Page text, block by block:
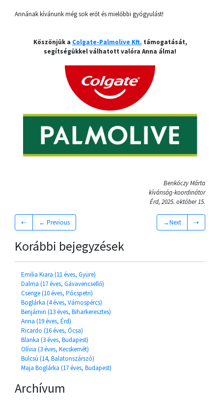
Annának kívánunk még sok erőt és mielőbbi gyógyulást!
Köszönjük a Colgate-Palmolive Kft. támogatását,
segítségükkel válhatott valóra Anna álma!
Benkóczy Márta
kívánság-koordinátor
Érd, 2025. október 15.
⇠ ← Previous →Next ⇢
Korábbi bejegyzések
Emilia Kiara (11 éves, Gyüre)
Dalma (17 éves, Gávavencsellő)
Csenge (10 éves, Pócspetri)
Boglárka (4 éves, Vámospércs)
Benjámin (13 éves, Biharkeresztes)
Anna (19 éves, Érd)
Ricardo (16 éves, Ócsa)
Blanka (3 éves, Budapest)
Olívia (3 éves, Kecskemét)
Bulcsú (14, Balatonszárszó)
Maja Boglárka (17 éves, Budapest)
Archívum